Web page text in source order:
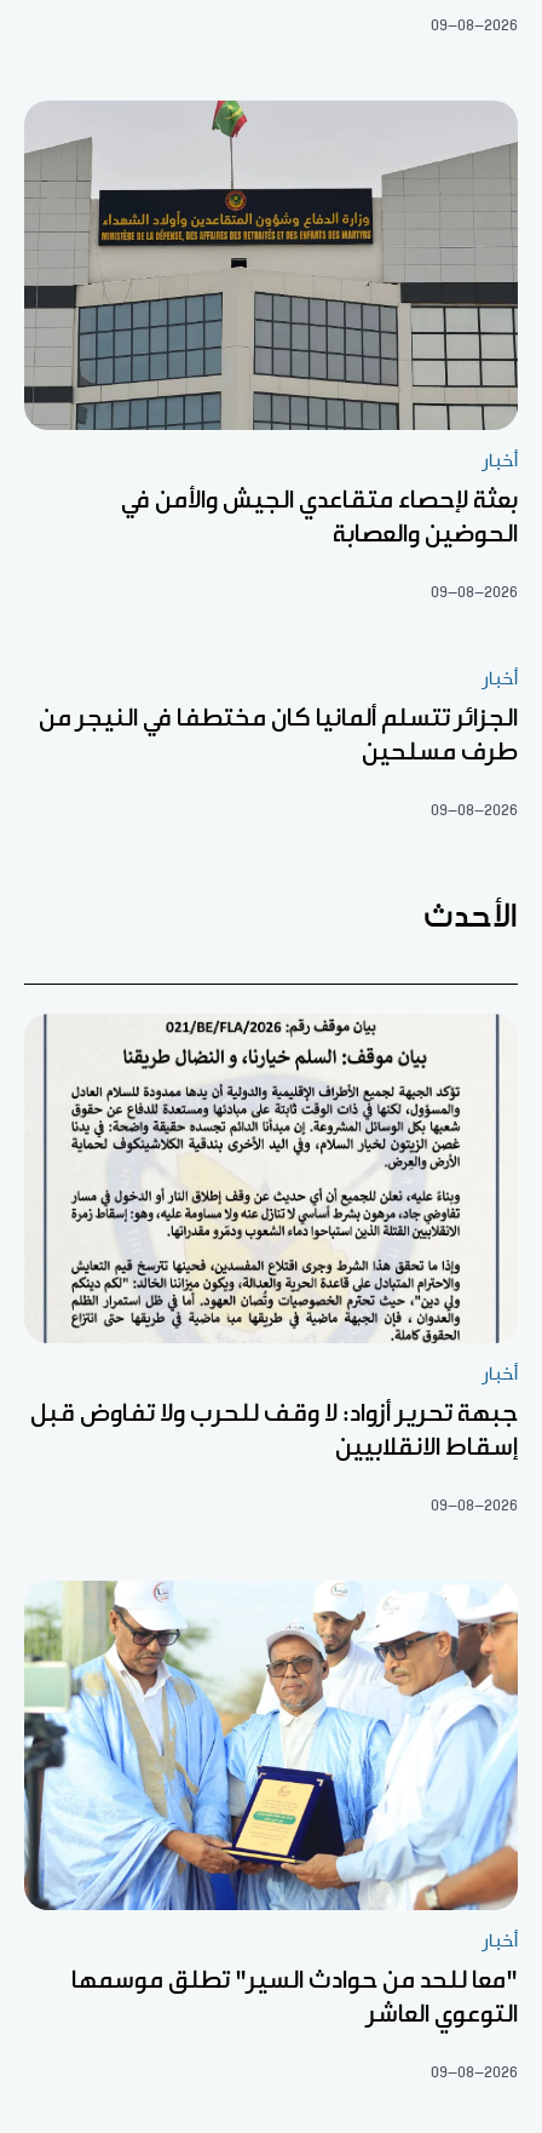
09-08-2026
أخبار
بعثة لإحصاء متقاعدي الجيش والأمن في
الحوضين والعصابة
09-08-2026
أخبار
الجزائر تتسلم ألمانيا كان مختطفا في النيجر من
طرف مسلحين
09-08-2026
الأحدث
أخبار
جبهة تحرير أزواد: لا وقف للحرب ولا تفاوض قبل
إسقاط الانقلابيين
09-08-2026
أخبار
"معا للحد من حوادث السير" تطلق موسمها
التوعوي العاشر
09-08-2026